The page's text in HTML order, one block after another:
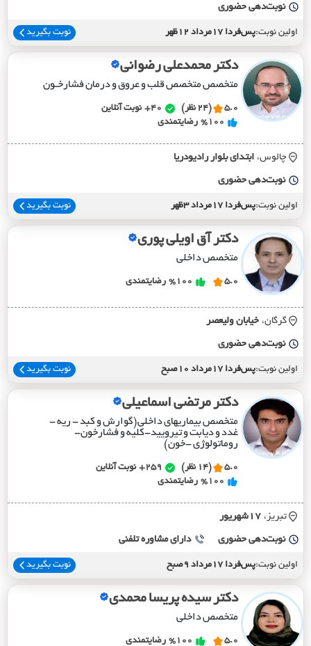
نوبت‌دهی حضوری
اولین نوبت:پس‌فردا 17مرداد 12ظهر نوبت بگیرید
دکتر محمدعلی رضوانی
متخصص متخصص قلب و عروق و درمان فشارخـون
5.0 (24 نظر) 40+
نوبت آنلاین
%100 رضایتمندی
چالوس، ابتداي بلوار راديودريا
نوبت‌دهی حضوری
اولین نوبت:پس‌فردا 17مرداد 3ظهر نوبت بگیرید
دکتر آق اویلی پوری
متخصص داخلی
5.0
%100 رضایتمندی
گرگان، خيابان وليعصر
نوبت‌دهی حضوری
اولین نوبت:پس‌فردا 17مرداد 10صبح نوبت بگیرید
دکتر مرتضی اسماعیلی
متخصص بیماریهای داخلی(گوارش و کبد - ریه -
غدد و دیابت و تیرویید-کلیه و فشارخون-
روماتولوژی -خون)
5.0 (14 نظر) 259+
نوبت آنلاین
%100 رضایتمندی
تبریز، 17شهريور
نوبت‌دهی حضوری دارای مشاوره تلفنی
اولین نوبت:پس‌فردا 17مرداد 9صبح نوبت بگیرید
دکتر سیده پریسا محمدی
متخصص داخلی
5.0
%100 رضایتمندی